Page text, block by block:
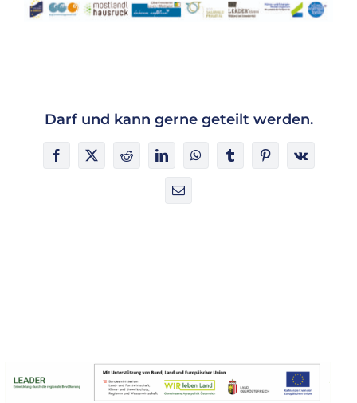
Darf und kann gerne geteilt werden.
Facebook
X RedditLinkedInWhatsAppTumblrPinterest
Vk
E-
Mail